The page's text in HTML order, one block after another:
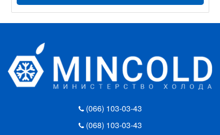
(066) 103-03-43
(068) 103-03-43